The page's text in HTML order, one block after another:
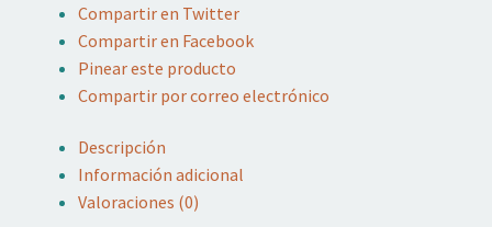
Compartir en Twitter
Compartir en Facebook
Pinear este producto
Compartir por correo electrónico
Descripción
Información adicional
Valoraciones (0)